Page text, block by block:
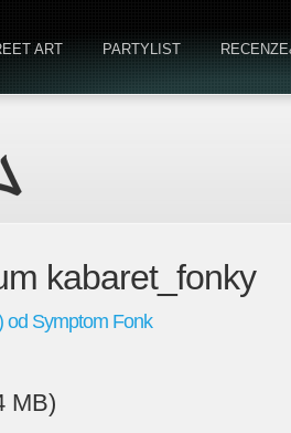
ART PARTYLIST
kabaret_fonky
od Symptom Fonk
MB)